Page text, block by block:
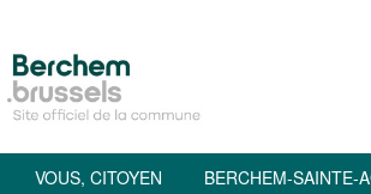
VOUS, CITOYEN BERCHEM-SAINTE-